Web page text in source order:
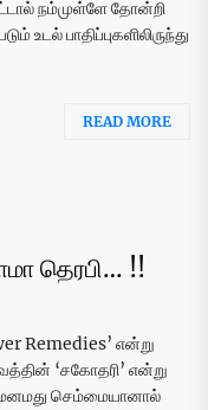
நம்முள்ளே தோன்றி
பாதிப்புகளிலிருந்து
READ MORE
தெரபி… !!
Remedies’ என்று
‘சகோதரி’ என்று
செம்மையானால்